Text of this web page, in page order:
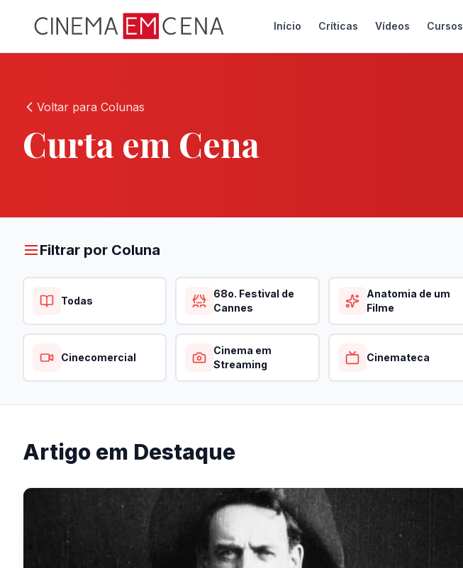
Início Críticas Vídeos Cursos
Voltar para Colunas
Curta em Cena
Filtrar por Coluna
Todas
68o. Festival de
Cannes
Anatomia de um
Filme
Cinecomercial
Cinema em
Streaming
Cinemateca
Artigo em Destaque